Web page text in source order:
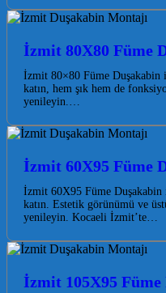
İzmit 80X80 Füme
İzmit 80×80 Füme Duşakabin
katın, hem şık hem de
yenileyin.…
İzmit 60X95 Füme
İzmit 60X95 Füme Duşakabin
katın. Estetik görünümü ve
yenileyin. Kocaeli İzmit’te…
İzmit 105X95 Füme